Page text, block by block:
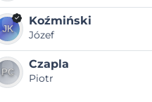
Koźmiński
Józef
Czapla
Piotr